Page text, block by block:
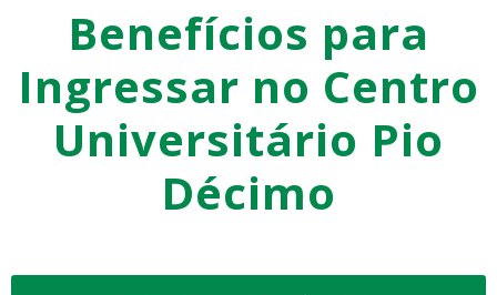
Benefícios para
Ingressar no Centro
Universitário Pio
Décimo